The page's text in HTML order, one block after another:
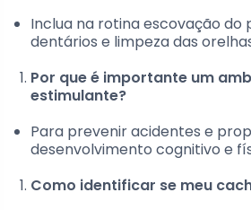
Inclua na rotina escovação do
dentários e limpeza das
Por que é importante um
estimulante?
Para prevenir acidentes e
desenvolvimento cognitivo e
Como identificar se meu